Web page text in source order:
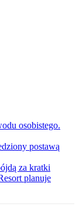
osobistego.
postawą
za kratki
planuje